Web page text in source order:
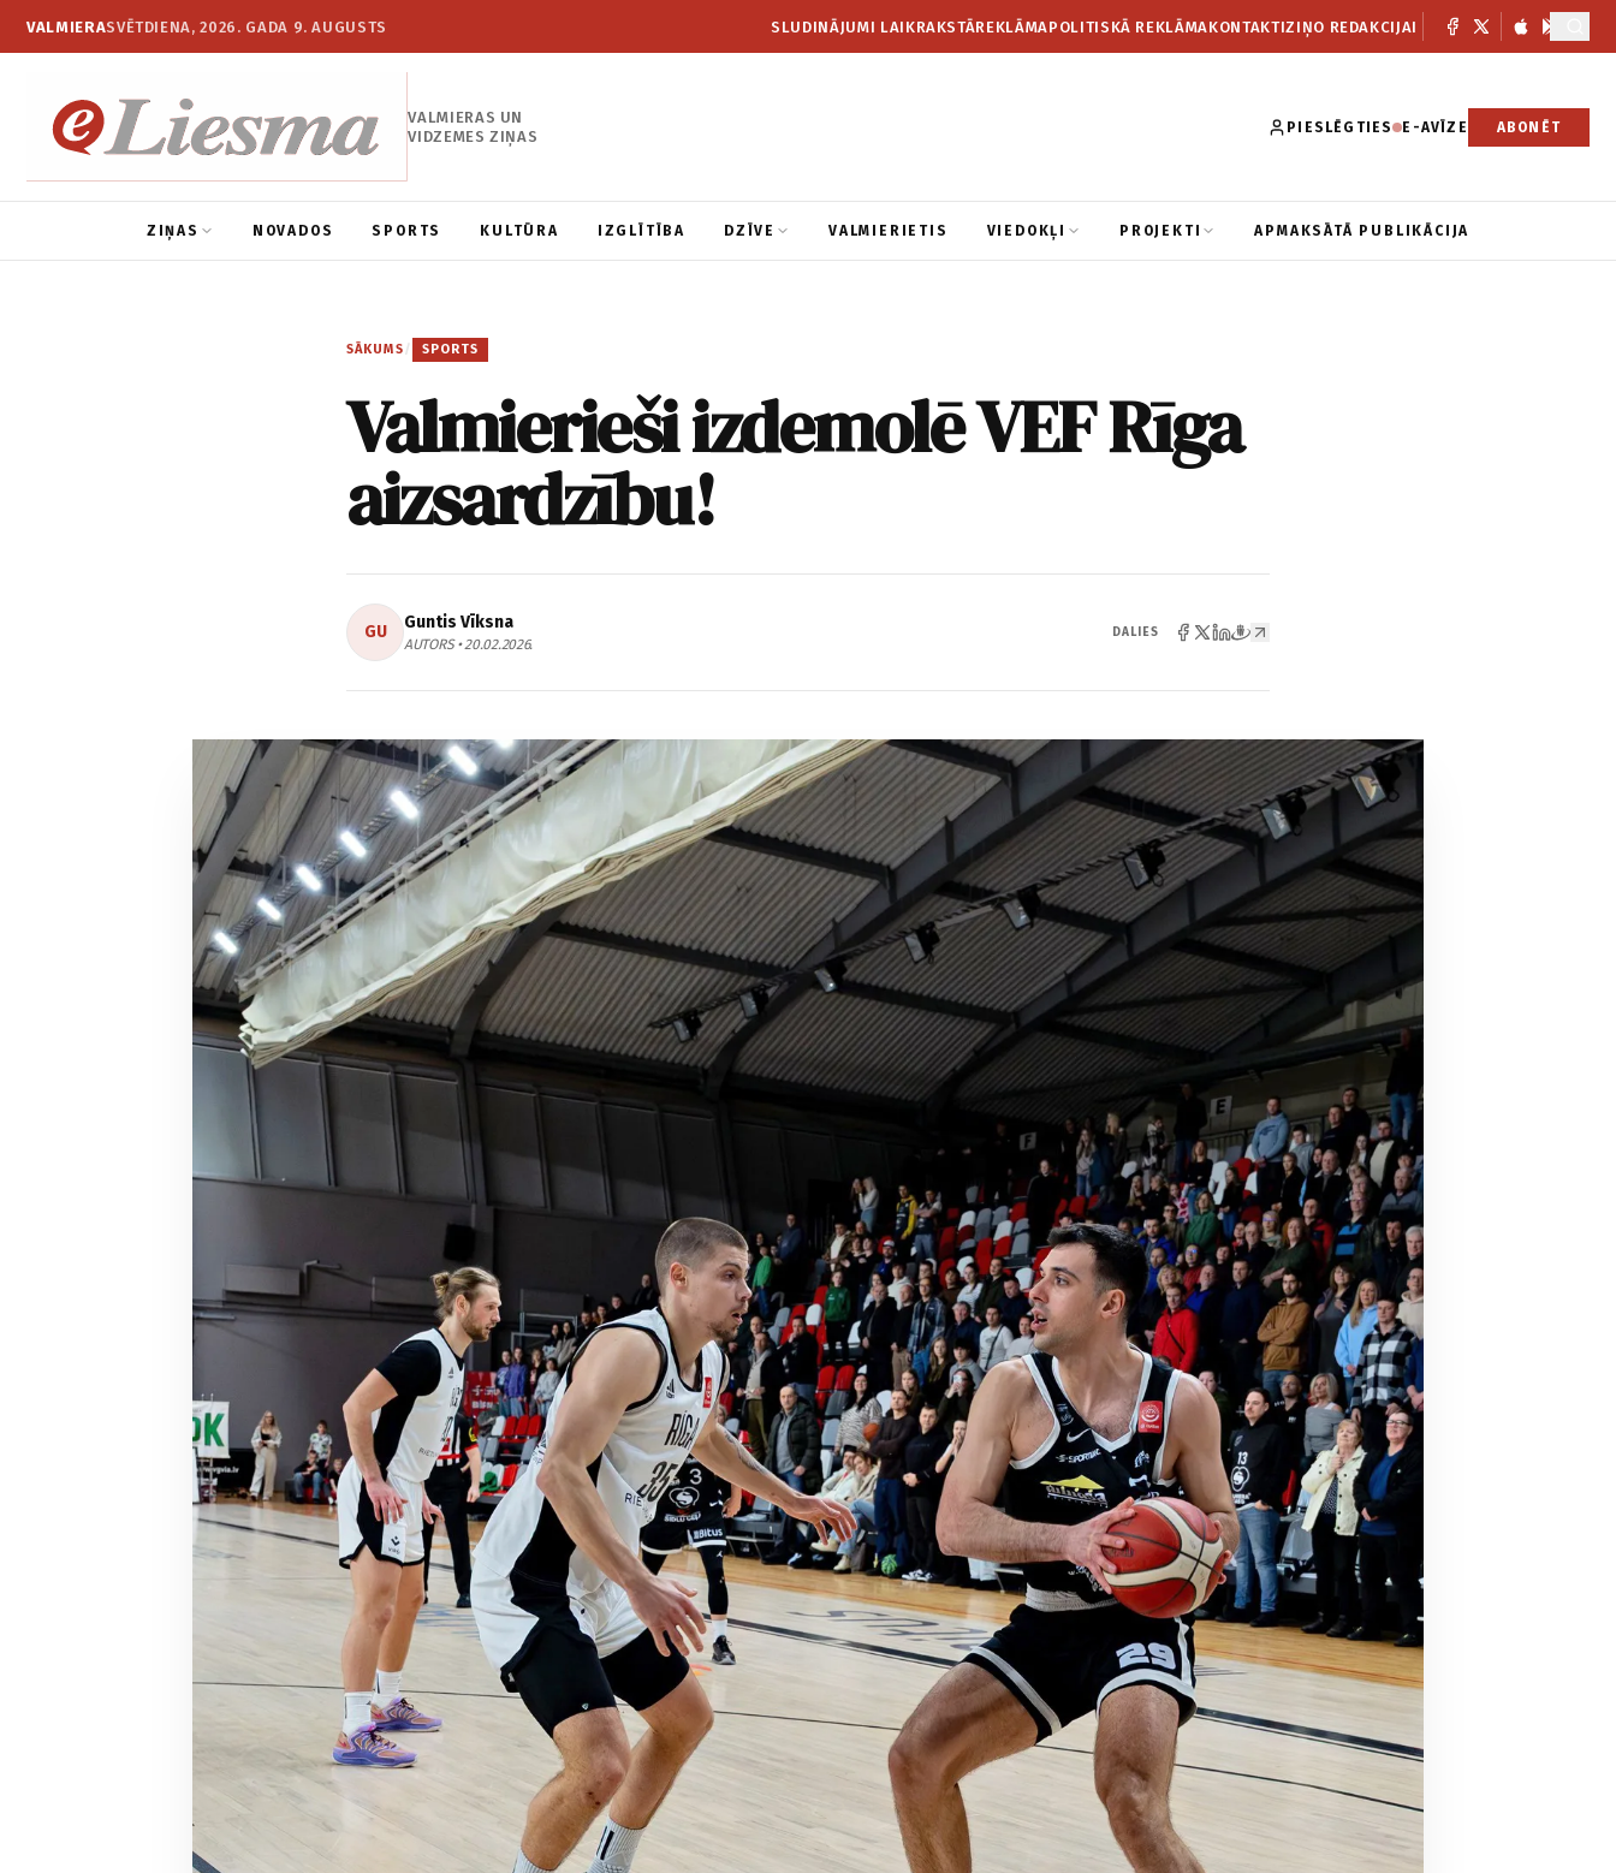
VALMIERASVĒTDIENA, 2026. GADA 9. AUGUSTS SLUDINĀJUMI LAIKRAKSTĀREKLĀMAPOLITISKĀ REKLĀMAKONTAKTIZIŅO REDAKCIJAI
VALMIERAS UN
VIDZEMES ZIŅAS
PIESLĒGTIES E-AVĪZE ABONĒT
ZIŅAS NOVADOS SPORTS KULTŪRA IZGLĪTĪBA DZĪVE VALMIERIETIS VIEDOKĻI PROJEKTI APMAKSĀTĀ PUBLIKĀCIJA
SĀKUMS / SPORTS
Valmierieši izdemolē VEF Rīga
aizsardzību!
GU Guntis Vīksna
AUTORS • 20.02.2026.
DALIES